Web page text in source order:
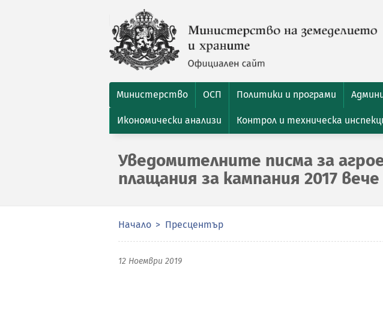
Министерство ОСП Политики и програми
Икономически анализи Контрол и техническа
Уведомителните писма за
плащания за кампания 2017 вече
Начало Пресцентър
12 Ноември 2019